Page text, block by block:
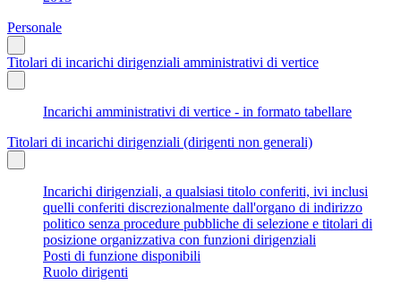
Personale
Titolari di incarichi dirigenziali amministrativi di vertice
Incarichi amministrativi di vertice - in formato tabellare
Titolari di incarichi dirigenziali (dirigenti non generali)
Incarichi dirigenziali, a qualsiasi titolo conferiti, ivi inclusi
quelli conferiti discrezionalmente dall'organo di indirizzo
politico senza procedure pubbliche di selezione e titolari di
posizione organizzativa con funzioni dirigenziali
Posti di funzione disponibili
Ruolo dirigenti